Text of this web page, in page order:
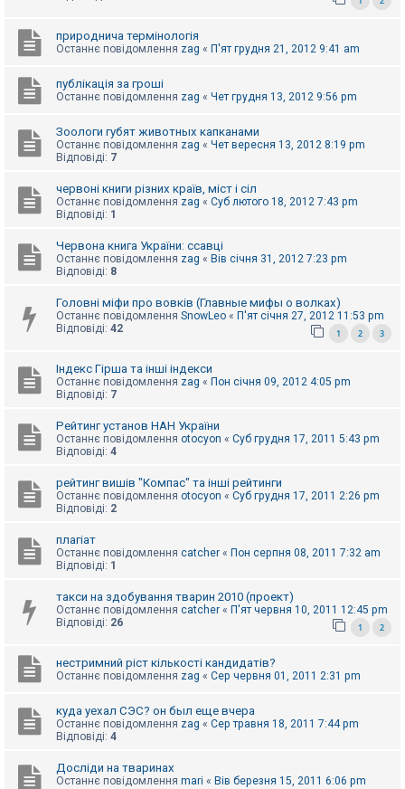
и
е
д
о
е
А
т
П
ш
о
о
природнича термінологія
Останнє повідомлення zag « П'ят грудня 21, 2012 9:41 am
публікація за гроші
Останнє повідомлення zag « Чет грудня 13, 2012 9:56 pm
Зоологи губят животных капканами
Останнє повідомлення zag « Чет вересня 13, 2012 8:19 pm
Відповіді: 7
червоні книги різних країв, міст і сіл
Останнє повідомлення zag « Суб лютого 18, 2012 7:43 pm
Відповіді: 1
Червона книга України: ссавці
Останнє повідомлення zag « Вів січня 31, 2012 7:23 pm
Відповіді: 8
Головні міфи про вовків (Главные мифы о волках)
Останнє повідомлення SnowLeo « П'ят січня 27, 2012 11:53 pm
Відповіді: 42 1 2 3
Індекс Гірша та інші індекси
Останнє повідомлення zag « Пон січня 09, 2012 4:05 pm
Відповіді: 7
Рейтинг установ НАН України
Останнє повідомлення otocyon « Суб грудня 17, 2011 5:43 pm
Відповіді: 4
рейтинг вишів "Компас" та інші рейтинги
Останнє повідомлення otocyon « Суб грудня 17, 2011 2:26 pm
Відповіді: 2
плагіат
Останнє повідомлення catcher « Пон серпня 08, 2011 7:32 am
Відповіді: 1
такси на здобування тварин 2010 (проект)
Останнє повідомлення catcher « П'ят червня 10, 2011 12:45 pm
Відповіді: 26 1 2
нестримний ріст кількості кандидатів?
Останнє повідомлення zag « Сер червня 01, 2011 2:31 pm
куда уехал СЭС? он был еще вчера
Останнє повідомлення zag « Сер травня 18, 2011 7:44 pm
Відповіді: 4
Досліди на тваринах
Останнє повідомлення mari « Вів березня 15, 2011 6:06 pm